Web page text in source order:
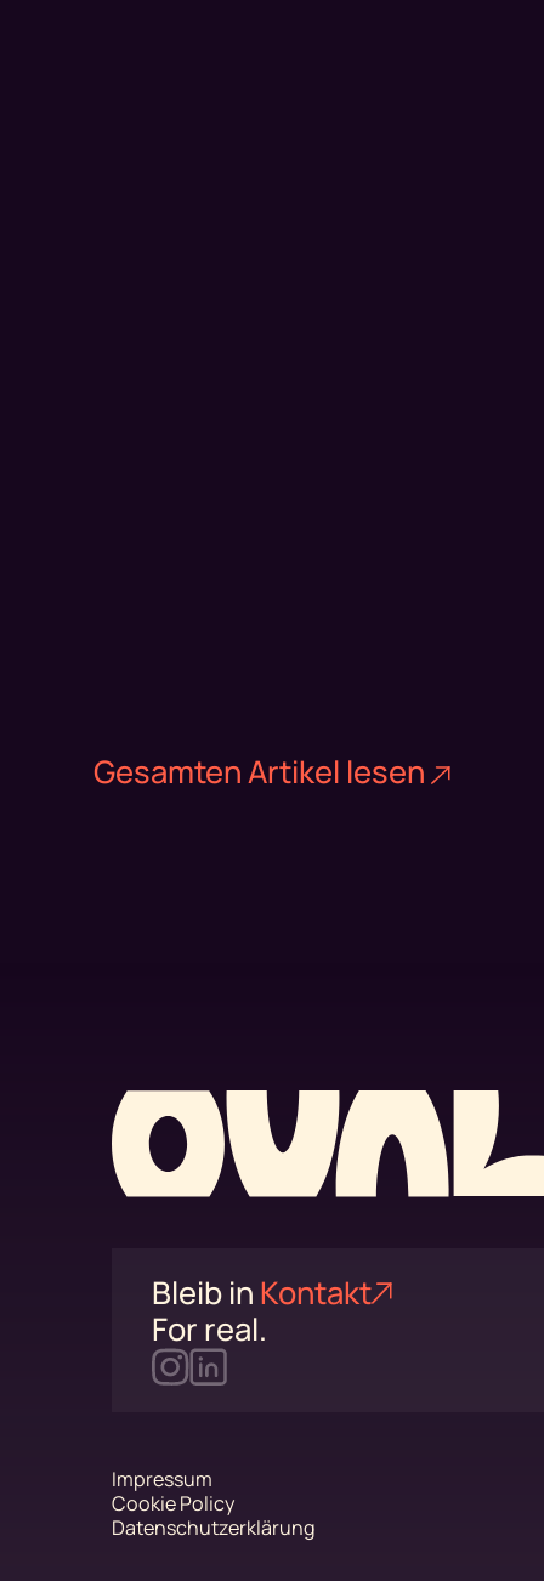
Gesamten Artikel lesen
Bleib in Kontakt
For real.
Impressum
Cookie Policy
Datenschutzerklärung